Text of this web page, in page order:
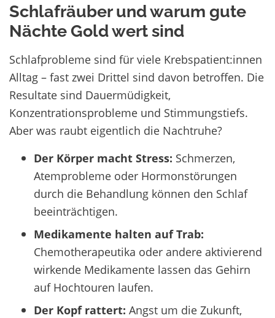
Schlafräuber und warum gute
Nächte Gold wert sind
Schlafprobleme sind für viele Krebspatient:innen
Alltag – fast zwei Drittel sind davon betroffen. Die
Resultate sind Dauermüdigkeit,
Konzentrationsprobleme und Stimmungstiefs.
Aber was raubt eigentlich die Nachtruhe?
Der Körper macht Stress: Schmerzen,
Atemprobleme oder Hormonstörungen
durch die Behandlung können den Schlaf
beeinträchtigen.
Medikamente halten auf Trab:
Chemotherapeutika oder andere aktivierend
wirkende Medikamente lassen das Gehirn
auf Hochtouren laufen.
Der Kopf rattert: Angst um die Zukunft,